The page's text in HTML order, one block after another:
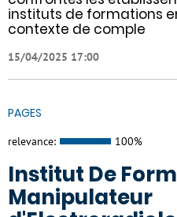
instituts de formations
contexte de comple
15/04/2025 17:00
PAGES
relevance: 100%
Institut De
Manipulateur